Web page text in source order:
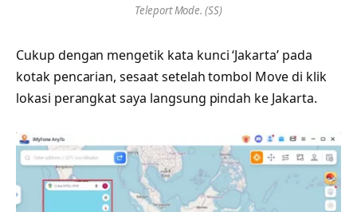
Teleport Mode. (SS)
Cukup dengan mengetik kata kunci ‘Jakarta’ pada
kotak pencarian, sesaat setelah tombol Move di klik
lokasi perangkat saya langsung pindah ke Jakarta.